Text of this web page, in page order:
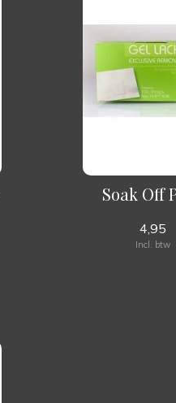
Soak Off
4,95
Incl. btw